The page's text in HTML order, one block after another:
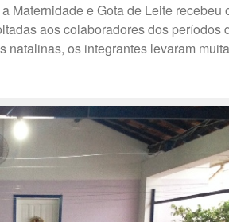
Maternidade e Gota de Leite recebeu
aos colaboradores dos períodos
natalinas, os integrantes levaram